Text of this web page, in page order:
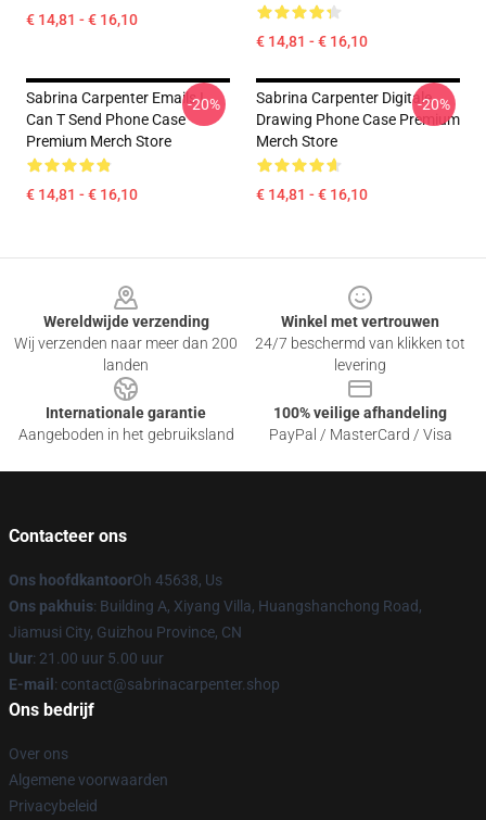
€ 14,81 - € 16,10
€ 14,81 - € 16,10
Sabrina Carpenter Emails I
Can T Send Phone Case
Premium Merch Store
€ 14,81 - € 16,10
-20%
Sabrina Carpenter Digitale
Drawing Phone Case Premium
Merch Store
€ 14,81 - € 16,10
-20%
Wereldwijde verzending
Wij verzenden naar meer dan 200
landen
Winkel met vertrouwen
24/7 beschermd van klikken tot
levering
Internationale garantie
Aangeboden in het gebruiksland
100% veilige afhandeling
PayPal / MasterCard / Visa
Contacteer ons
Ons hoofdkantoorOh 45638, Us
Ons pakhuis: Building A, Xiyang Villa, Huangshanchong Road,
Jiamusi City, Guizhou Province, CN
Uur: 21.00 uur 5.00 uur
E-mail : contact@sabrinacarpenter.shop
Ons bedrijf
Over ons
Algemene voorwaarden
Privacybeleid